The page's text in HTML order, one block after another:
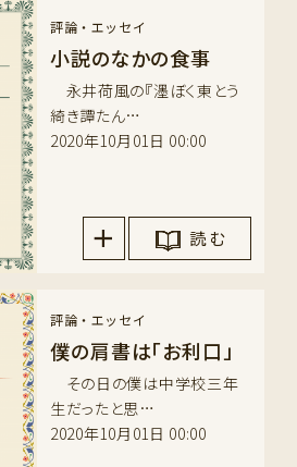
評論・エッセイ
小説のなかの食事
永井荷風の『濹ぼく東とう
綺き譚たん…
2020年10月01日 00:00
読 む
評論・エッセイ
僕の肩書は「お利口」
その日の僕は中学校三年
生だったと思…
2020年10月01日 00:00